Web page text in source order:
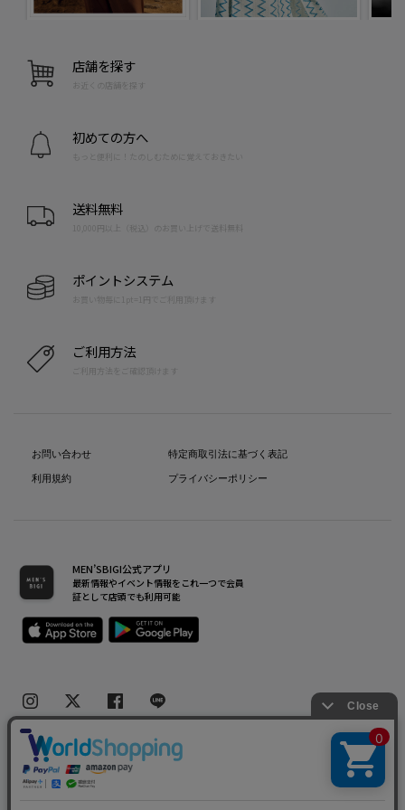
店舗を探す
お近くの店舗を探す
初めての方へ
もっと便利に！たのしむために覚えておきたい
送料無料
10,000円以上（税込）のお買い上げで送料無料
ポイントシステム
お買い物毎に1pt=1円でご利用頂けます
ご利用方法
ご利用方法をご確認頂けます
お問い合わせ
利用規約
特定商取引法に基づく表記
プライバシーポリシー
MEN’SBIGI公式アプリ
最新情報やイベント情報をこれ一つで会員
証として店頭でも利用可能
Copyright(C) Bigi Co.,Ltd.All Rights Reserved.